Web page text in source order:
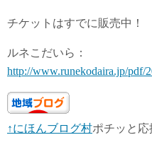
チケットはすでに販売中！
ルネこだいら：
http://www.runekodaira.jp/pdf/
↑にほんブログ村ポチッと